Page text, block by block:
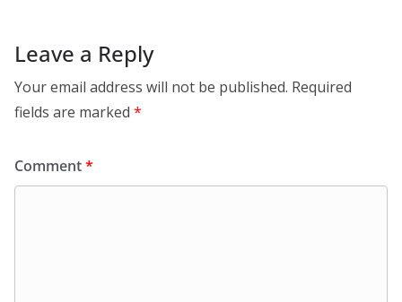
Leave a Reply
Your email address will not be published. Required
fields are marked *
Comment*